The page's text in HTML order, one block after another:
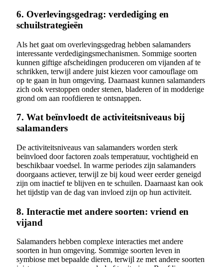
6. Overlevingsgedrag: verdediging en
schuilstrategieën
Als het gaat om overlevingsgedrag hebben salamanders
interessante verdedigingsmechanismen. Sommige soorten
kunnen giftige afscheidingen produceren om vijanden af te
schrikken, terwijl andere juist kiezen voor camouflage om
op te gaan in hun omgeving. Daarnaast kunnen salamanders
zich ook verstoppen onder stenen, bladeren of in modderige
grond om aan roofdieren te ontsnappen.
7. Wat beïnvloedt de activiteitsniveaus bij
salamanders
De activiteitsniveaus van salamanders worden sterk
beïnvloed door factoren zoals temperatuur, vochtigheid en
beschikbaar voedsel. In warme periodes zijn salamanders
doorgaans actiever, terwijl ze bij koud weer eerder geneigd
zijn om inactief te blijven en te schuilen. Daarnaast kan ook
het tijdstip van de dag van invloed zijn op hun activiteit.
8. Interactie met andere soorten: vriend en
vijand
Salamanders hebben complexe interacties met andere
soorten in hun omgeving. Sommige soorten leven in
symbiose met bepaalde dieren, terwijl ze met andere soorten